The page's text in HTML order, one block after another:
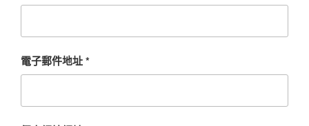
電子郵件地址*